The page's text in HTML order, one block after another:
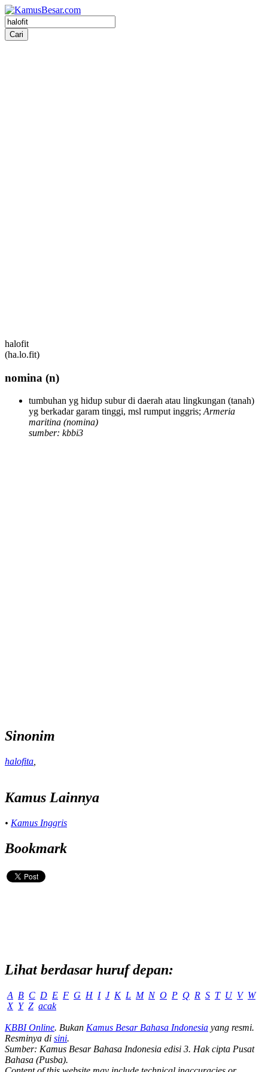
halofit
(ha.lo.fit)
nomina (n)
tumbuhan yg hidup subur di daerah atau lingkungan (tanah)
yg berkadar garam tinggi, msl rumput inggris;Armeria
maritina (nomina)
sumber: kbbi3
Sinonim
halofita
Kamus Lainnya
• Kamus Inggris
Bookmark
Lihat berdasar huruf depan:
A B C D E F G H I J K L M N O P Q R S T U V W
X Y Z acak
KBBI Online. Bukan Kamus Besar Bahasa Indonesia yang resmi.
Resminya di sini.
Sumber: Kamus Besar Bahasa Indonesia edisi 3. Hak cipta Pusat
Bahasa (Pusba).